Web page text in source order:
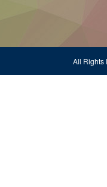
All Rights